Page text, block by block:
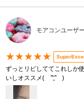
モアコンユーザ
★★★★★
ずっとリピしててこれしか
いしオススメ( ˆ̑‵̮ˆ̑ )